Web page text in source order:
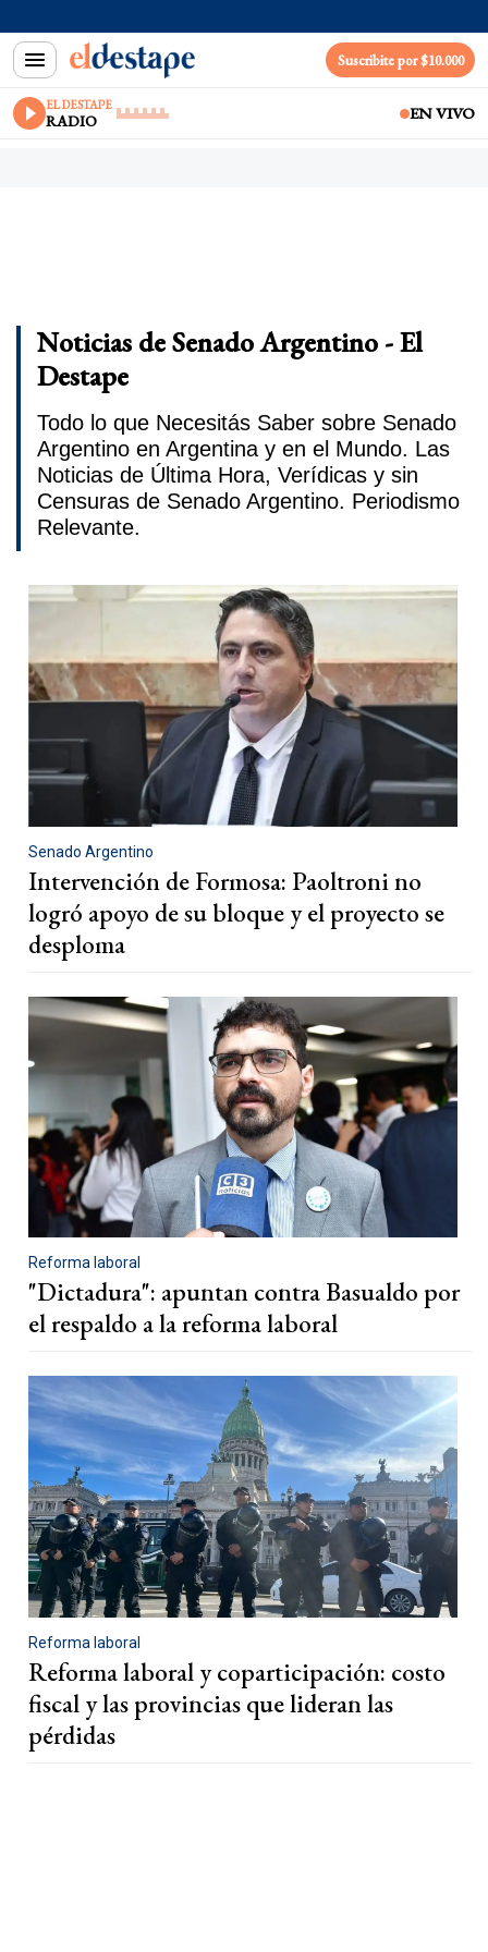
Suscribite por $10.000
EL DESTAPE
RADIO EN VIVO
Noticias de Senado Argentino - El
Destape
Todo lo que Necesitás Saber sobre Senado
Argentino en Argentina y en el Mundo. Las
Noticias de Última Hora, Verídicas y sin
Censuras de Senado Argentino. Periodismo
Relevante.
Senado Argentino
Intervención de Formosa: Paoltroni no
logró apoyo de su bloque y el proyecto se
desploma
Reforma laboral
"Dictadura": apuntan contra Basualdo por
el respaldo a la reforma laboral
Reforma laboral
Reforma laboral y coparticipación: costo
fiscal y las provincias que lideran las
pérdidas